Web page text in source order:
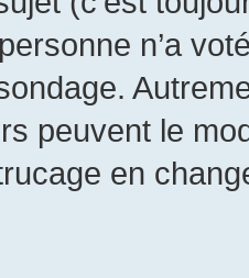
n’a
peuvent le
en